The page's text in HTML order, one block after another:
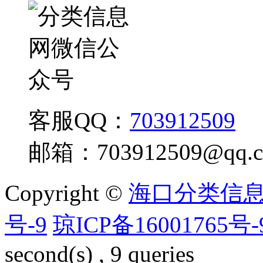
客服QQ： 703912509
邮箱：
Copyright © 海口分类信
号-9 琼ICP备16001765号
second(s) , 9 queries